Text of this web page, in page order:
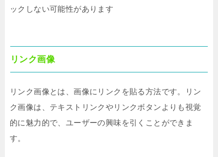
ックしない可能性があります
リンク画像
リンク画像とは、画像にリンクを貼る方法です。リン
ク画像は、テキストリンクやリンクボタンよりも視覚
的に魅力的で、ユーザーの興味を引くことができま
す。